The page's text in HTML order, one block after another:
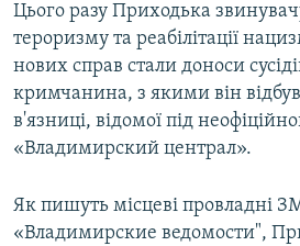
Цього разу Приходька
тероризму та реабілітації
нових справ стали доноси
кримчанина, з якими він
в'язниці, відомої під
«Владимирский централ».
Як пишуть місцеві провладні
«Владимирские ведомости",